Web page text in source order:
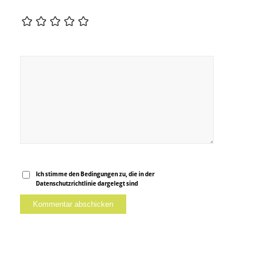
Ich stimme den Bedingungen zu, die in der
Datenschutzrichtliniedargelegt sind